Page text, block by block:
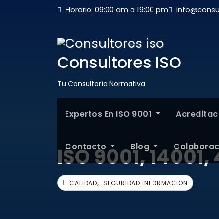
Horario: 09:00 am a 19:00 pm
Consultores ISO
Tu Consultoría Normativa
Expertos En ISO 9001
Contacto Blog
ISO 9001,
CALIDAD, SEGURIDAD INFORMACIÓN